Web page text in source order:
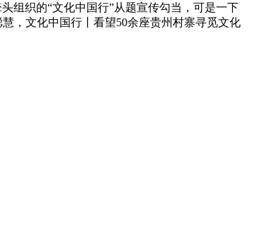
组织的“文化中国行”从题宣传勾当，可是一下
，文化中国行丨看望50余座贵州村寨寻觅文化